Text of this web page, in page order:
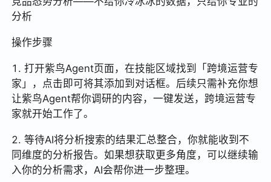
分析
操作步骤
1. 打开紫鸟Agent页面，在技能区域找到「跨境运营专
家」，点击即可将其添加到对话框。后续只需补充你想
让紫鸟Agent帮你调研的内容，一键发送，跨境运营专
家就开始工作了。
2. 等待AI将分析搜索的结果汇总整合，你就能收到不
同维度的分析报告。如果想获取更多角度，可以继续输
入你的分析需求，AI会帮你进一步整理。